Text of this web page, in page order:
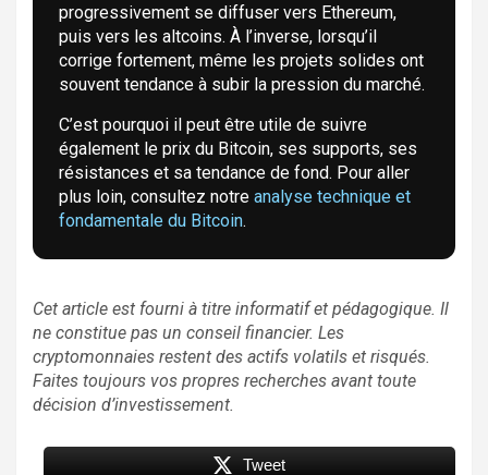
progressivement se diffuser vers Ethereum,
puis vers les altcoins. À l’inverse, lorsqu’il
corrige fortement, même les projets solides ont
souvent tendance à subir la pression du marché.
C’est pourquoi il peut être utile de suivre
également le prix du Bitcoin, ses supports, ses
résistances et sa tendance de fond. Pour aller
plus loin, consultez notre analyse technique et
fondamentale du Bitcoin.
Cet article est fourni à titre informatif et pédagogique. Il
ne constitue pas un conseil financier. Les
cryptomonnaies restent des actifs volatils et risqués.
Faites toujours vos propres recherches avant toute
décision d’investissement.
Tweet